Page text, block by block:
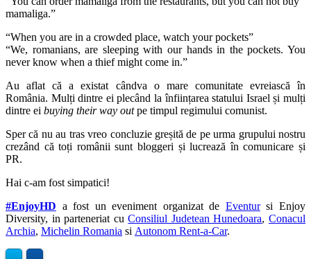
mamaliga.”
“When you are in a crowded place, watch your pockets”
“We, romanians, are sleeping with our hands in the pockets. You
never know when a thief might come in.”
Au aflat că a existat cândva o mare comunitate evreiască în
România. Mulți dintre ei plecând la înființarea statului Israel și mulți
dintre ei buying their way outpe timpul regimului comunist.
Sper că nu au tras vreo concluzie greșită de pe urma grupului nostru
crezând că toți românii sunt bloggeri și lucrează în comunicare și
PR.
Hai c-am fost simpatici!
#EnjoyHD a fost un eveniment organizat de Eventursi Enjoy
Diversity, in parteneriat cuConsiliul Judetean Hunedoara,Conacul
Archia, Michelin Romania si Autonom Rent-a-Car.